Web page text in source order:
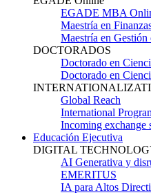
EGADE MBA
Maestría en
Maestría en
DOCTORADOS
Doctorado en
Doctorado en
Global Reach
International
Incoming exchange
Educación Ejecutiva
DIGITAL
AI Generativa y
EMERITUS
IA para Altos